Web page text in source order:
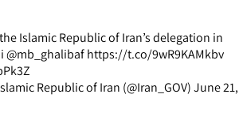
Islamic Republic of Iran’s delegation in
@mb_ghalibafhttps://t.co/9wR9KAMkbv
Republic of Iran (@Iran_GOV)June 21,